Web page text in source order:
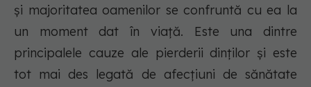
și majoritatea oamenilor se confruntă cu ea la
un moment dat în viață. Este una dintre
principalele cauze ale pierderii dinților și este
tot mai des legată de afecțiuni de sănătate